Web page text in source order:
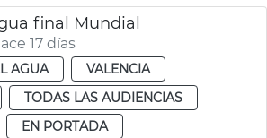
final Mundial
17 días
AGUA
VALENCIA
TODAS LAS AUDIENCIAS
EN PORTADA